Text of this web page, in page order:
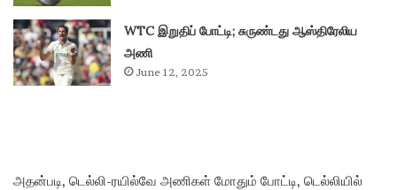
WTC இறுதிப் போட்டி; சுருண்டது ஆஸ்திரேலிய
அணி
June 12, 2025
அதன்படி, டெல்லி-ரயில்வே அணிகள் மோதும் போட்டி, டெல்லியில்